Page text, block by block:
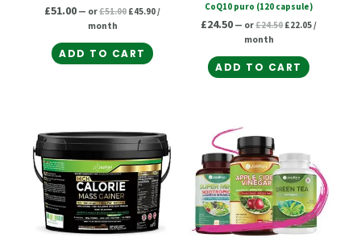
£51.00 — or£51.00 £45.90/
month
ADD TO CART
CoQ10 puro (120 capsule)
£24.50 — or£24.50 £22.05/
month
ADD TO CART
price
was:
£32.50.
price
is:
£29.25.
£50.00.